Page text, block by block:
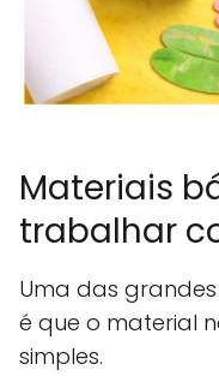
Materiais
trabalhar
Uma das
é que o material
simples.